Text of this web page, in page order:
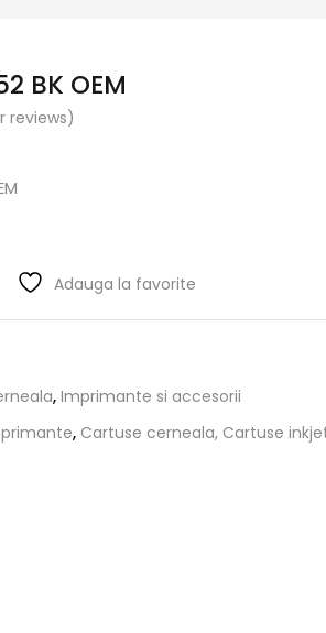
BK OEM
reviews)
Adauga la favorite
, Imprimante si accesorii
, Cartuse cerneala, Cartuse